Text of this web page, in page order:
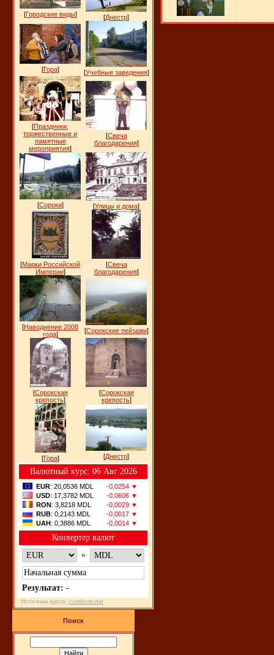
[Городские виды] [Днестр]
[Гора] [Учебные заведения]
[Праздники,
торжественные и
памятные
мероприятия]
[Свеча
благодарения]
[Сороки] [Улицы и дома]
[Марки Российской
Империи]
[Свеча
благодарения]
[Наводнение 2008
года] [Сорокские пейзажи]
[Сорокская
крепость]
[Сорокская
крепость]
[Гора] [Днестр]
Bалютный курс: 06 Авг 2026
EUR: 20,0536 MDL
-0,0254 ▼
USD: 17,3782 MDL
-0,0606 ▼
RON: 3,8218 MDL
-0,0029 ▼
RUB: 0,2143 MDL
-0,0017 ▼
UAH: 0,3886 MDL -0,0014 ▼
Конвертер валют
»
Результат: -
Источник курса: cursbnm.md
Поиск